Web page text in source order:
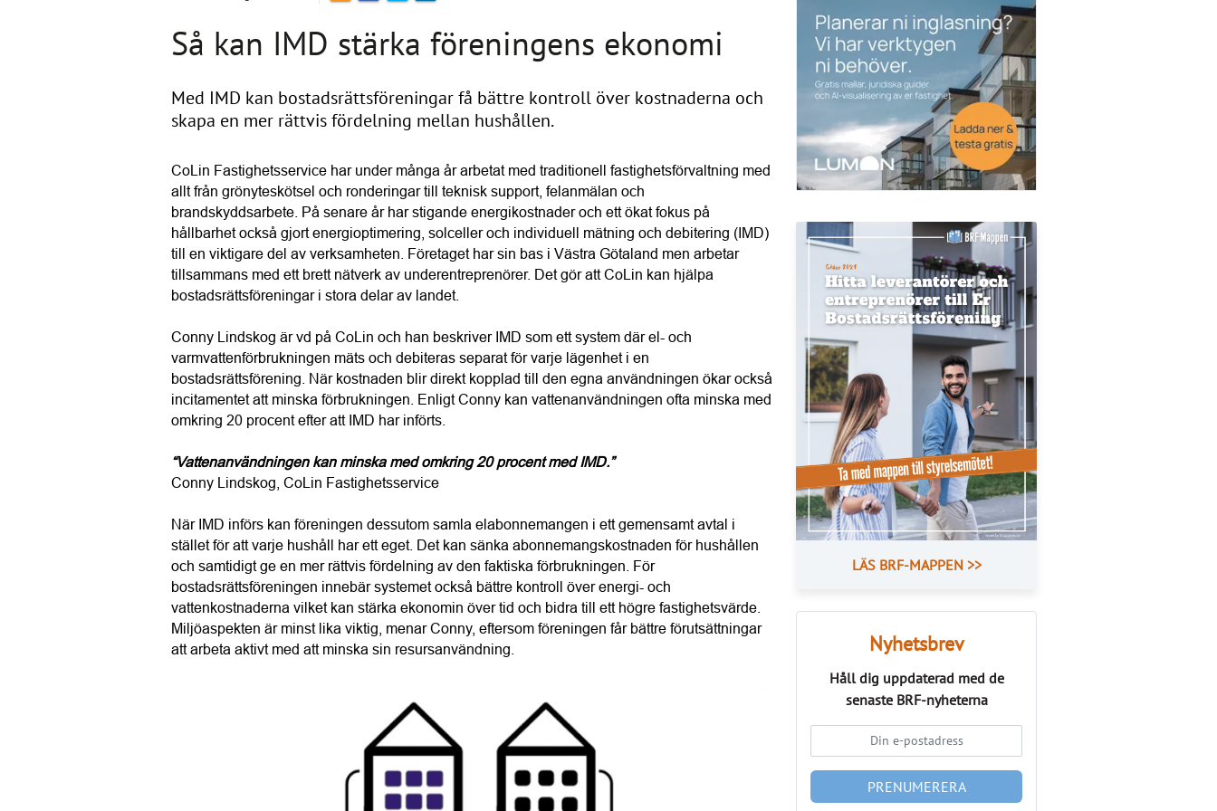
Så kan IMD stärka föreningens ekonomi
Med IMD kan bostadsrättsföreningar få bättre kontroll över kostnaderna och
skapa en mer rättvis fördelning mellan hushållen.
CoLin Fastighetsservice har under många år arbetat med traditionell fastighetsförvaltning med
allt från grönyteskötsel och ronderingar till teknisk support, felanmälan och
brandskyddsarbete. På senare år har stigande energikostnader och ett ökat fokus på
hållbarhet också gjort energioptimering, solceller och individuell mätning och debitering (IMD)
till en viktigare del av verksamheten. Företaget har sin bas i Västra Götaland men arbetar
tillsammans med ett brett nätverk av underentreprenörer. Det gör att CoLin kan hjälpa
bostadsrättsföreningar i stora delar av landet.
Conny Lindskog är vd på CoLin och han beskriver IMD som ett system där el- och
varmvattenförbrukningen mäts och debiteras separat för varje lägenhet i en
bostadsrättsförening. När kostnaden blir direkt kopplad till den egna användningen ökar också
incitamentet att minska förbrukningen. Enligt Conny kan vattenanvändningen ofta minska med
omkring 20 procent efter att IMD har införts.
“Vattenanvändningen kan minska med omkring 20 procent med IMD.”
Conny Lindskog, CoLin Fastighetsservice
När IMD införs kan föreningen dessutom samla elabonnemangen i ett gemensamt avtal i
stället för att varje hushåll har ett eget. Det kan sänka abonnemangskostnaden för hushållen
och samtidigt ge en mer rättvis fördelning av den faktiska förbrukningen. För
bostadsrättsföreningen innebär systemet också bättre kontroll över energi- och
vattenkostnaderna vilket kan stärka ekonomin över tid och bidra till ett högre fastighetsvärde.
Miljöaspekten är minst lika viktig, menar Conny, eftersom föreningen får bättre förutsättningar
att arbeta aktivt med att minska sin resursanvändning.
LÄS BRF-MAPPEN >>
Nyhetsbrev
Håll dig uppdaterad med de
senaste BRF-nyheterna
PRENUMERERA